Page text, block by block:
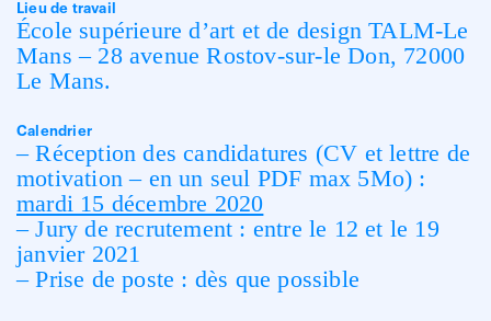
Lieu de travail
École supérieure d’art et de design TALM-Le
Mans – 28 avenue Rostov-sur-le Don, 72000
Le Mans.
Calendrier
– Réception des candidatures (CV et lettre de
motivation – en un seul PDF max 5Mo) :
mardi 15 décembre 2020
– Jury de recrutement : entre le 12 et le 19
janvier 2021
– Prise de poste : dès que possible